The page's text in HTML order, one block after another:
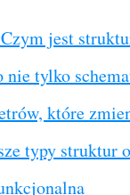
jest
nie tylko
które
typy struktur